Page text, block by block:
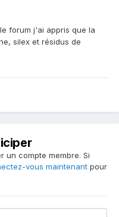
forum j'ai appris que la
silex et résidus de
un compte membre. Si
vous maintenant pour